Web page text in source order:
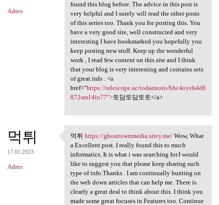
Adres
found this blog before. The advice in this post is
very helpful and I surely will read the other posts
of this series too. Thank you for posting this. You
have a very good site, well constructed and very
interesting I have bookmarked you hopefully you
keep posting new stuff. Keep up the wonderful
work , I read few content on this site and I think
that your blog is very interesting and contains sets
of great info . <a
href="https://telescope.ac/todamtoto/bhc4oyeh4d8
872sm14in77">토담토담토토</a>
먹튀
17.01.2023
Adres
먹튀 https://ghosttownmedia
먹튀 https://ghosttownmedia.sitey.me/Wow, What
a Excellent post. I really found this to much
informatics. It is what i was searching for.I would
like to suggest you that please keep sharing such
type of info.Thanks . I am continually hunting on
the web down articles that can help me. There is
clearly a great deal to think about this. I think you
made some great focuses in Features too. Continue